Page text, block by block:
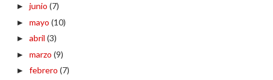
► junio (7)
► mayo (10)
► abril (3)
► marzo (9)
► febrero (7)